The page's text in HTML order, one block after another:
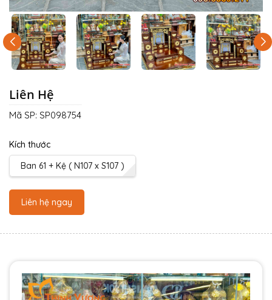
Liên Hệ
Kích thước
Ban 61 + Kệ ( N107 x S107 )
Liên hệ ngay
Mã SP: SP098754